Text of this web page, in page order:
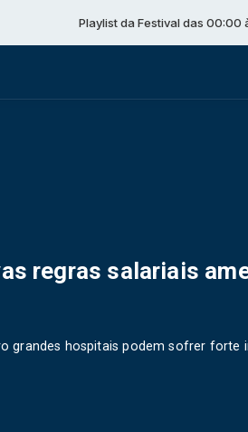
Playlist da Festival das 00:00 às 06:00
regras salariais
grandes hospitais podem sofrer forte